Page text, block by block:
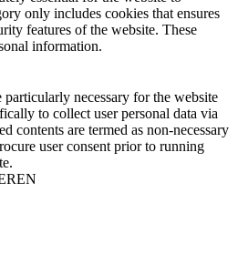
only includes cookies that ensures
features of the website. These
information.
necessary for the website
to collect user personal data via
contents are termed as non-necessary
user consent prior to running